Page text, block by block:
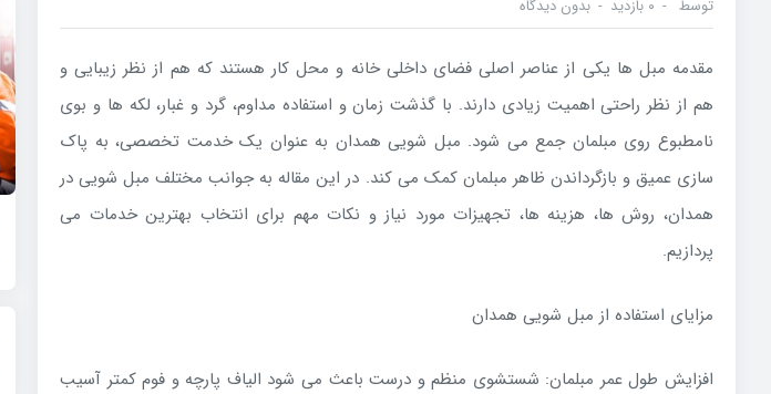
توسط ۰ بازدید بدون دیدگاه
مقدمه مبل ها یکی از عناصر اصلی فضای داخلی خانه و محل کار هستند که هم از نظر زیبایی و
هم از نظر راحتی اهمیت زیادی دارند. با گذشت زمان و استفاده مداوم، گرد و غبار، لکه ها و بوی
نامطبوع روی مبلمان جمع می شود. مبل شویی همدان به عنوان یک خدمت تخصصی، به پاک
سازی عمیق و بازگرداندن ظاهر مبلمان کمک می کند. در این مقاله به جوانب مختلف مبل شویی در
همدان، روش ها، هزینه ها، تجهیزات مورد نیاز و نکات مهم برای انتخاب بهترین خدمات می
پردازیم.
مزایای استفاده از مبل شویی همدان
افزایش طول عمر مبلمان: شستشوی منظم و درست باعث می شود الیاف پارچه و فوم کمتر آسیب